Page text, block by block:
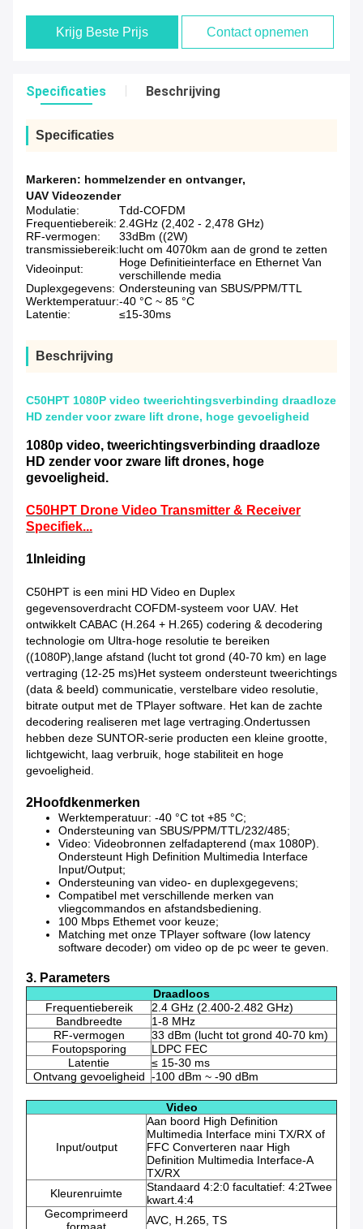
Krijg Beste Prijs Contact opnemen
Specificaties Beschrijving
Specificaties
Markeren: hommelzender en ontvanger,
UAV Videozender
Modulatie:
Tdd-COFDM
Frequentiebereik: 2.4GHz (2,402 - 2,478 GHz)
RF-vermogen:
33dBm ((2W)
transmissiebereik:lucht om 4070km aan de grond te zetten
Videoinput:
Hoge Definitieinterface en Ethernet Van
verschillende media
Duplexgegevens: Ondersteuning van SBUS/PPM/TTL
Werktemperatuur:-40 °C ~ 85 °C
Latentie:
≤15-30ms
Beschrijving
C50HPT 1080P video tweerichtingsverbinding draadloze
HD zender voor zware lift drone, hoge gevoeligheid
1080p video, tweerichtingsverbinding draadloze
HD zender voor zware lift drones, hoge
gevoeligheid.
C50HPT Drone Video Transmitter & Receiver
Specifiek...
1Inleiding
C50HPT is een mini HD Video en Duplex
gegevensoverdracht COFDM-systeem voor UAV. Het
ontwikkelt CABAC (H.264 + H.265) codering & decodering
technologie om Ultra-hoge resolutie te bereiken
((1080P),lange afstand (lucht tot grond (40-70 km) en lage
vertraging (12-25 ms)Het systeem ondersteunt tweerichtings
(data & beeld) communicatie, verstelbare video resolutie,
bitrate output met de TPlayer software. Het kan de zachte
decodering realiseren met lage vertraging.Ondertussen
hebben deze SUNTOR-serie producten een kleine grootte,
lichtgewicht, laag verbruik, hoge stabiliteit en hoge
gevoeligheid.
2Hoofdkenmerken
Werktemperatuur: -40 °C tot +85 °C;
Ondersteuning van SBUS/PPM/TTL/232/485;
Video: Videobronnen zelfadapterend (max 1080P).
Ondersteunt High Definition Multimedia Interface
Input/Output;
Ondersteuning van video- en duplexgegevens;
Compatibel met verschillende merken van
vliegcommandos en afstandsbediening.
100 Mbps Ethemet voor keuze;
Matching met onze TPlayer software (low latency
software decoder) om video op de pc weer te geven.
3. Parameters
Draadloos
Frequentiebereik
2.4 GHz (2.400-2.482 GHz)
Bandbreedte
1-8 MHz
RF-vermogen
33 dBm (lucht tot grond 40-70 km)
Foutopsporing
LDPC FEC
Latentie
≤ 15-30 ms
Ontvang gevoeligheid -100 dBm ~ -90 dBm
Video
Input/output
Aan boord High Definition
Multimedia Interface mini TX/RX of
FFC Converteren naar High
Definition Multimedia Interface-A
TX/RX
Kleurenruimte
Standaard 4:2:0 facultatief: 4:2Twee
kwart.4:4
Gecomprimeerd
AVC, H.265, TS